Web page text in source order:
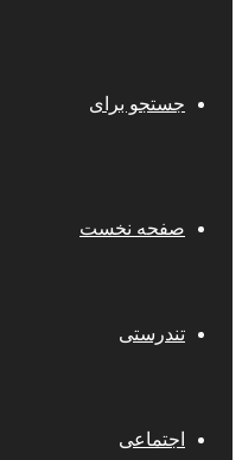
جستجو برای
صفحه نخست
تندرستی
اجتماعی